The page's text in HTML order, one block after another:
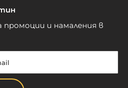
промоции и намаления в